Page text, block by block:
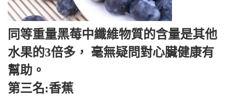
同等重量黑莓中纖維物質的含量是其他
水果的3倍多， 毫無疑問對心臟健康有
幫助。
第三名:香蕉